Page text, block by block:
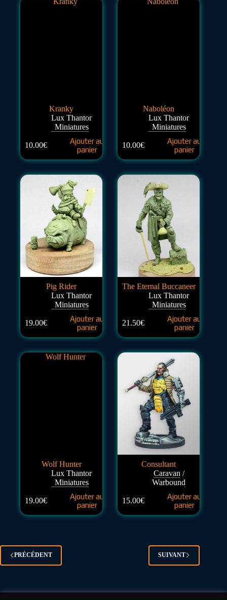
Kranky
Lux Thantor
Miniatures
10.00€
Ajouter au
panier
Naboléon
Lux Thantor
Miniatures
10.00€
Ajouter au
panier
Pig Rider
Lux Thantor
Miniatures
19.00€
Ajouter au
panier
The Eternal Buccaneer
Lux Thantor
Miniatures
21.50€
Ajouter au
panier
Wolf Hunter
Lux Thantor
Miniatures
19.00€
Ajouter au
panier
Consultant
Caravan /
Warbound
15.00€
Ajouter au
panier
PRÉCÉDENT SUIVANT
Copyright © 2026 - Indie Wargame